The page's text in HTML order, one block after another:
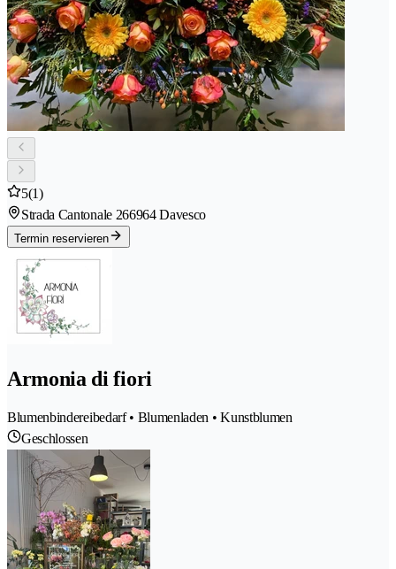
5(1)
Strada Cantonale 266964 Davesco
Termin reservieren
Armonia di fiori
Blumenbindereibedarf • Blumenladen • Kunstblumen
Geschlossen